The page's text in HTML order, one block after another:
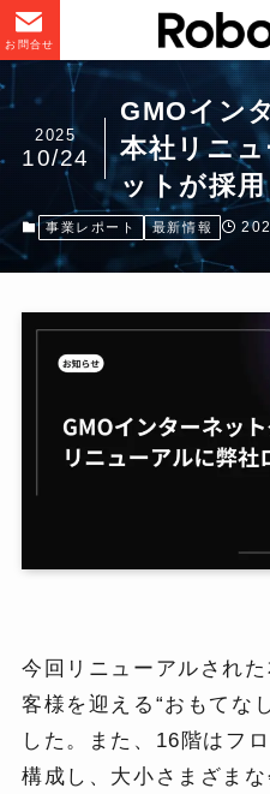
お問合せ
GMOイン
本社リニ
ットが採用
2025
10/24
事業レポート 最新情報
今回リニューアルされ
客様を迎える“おもてな
した。また、16階はフ
構成し、大小さまざま